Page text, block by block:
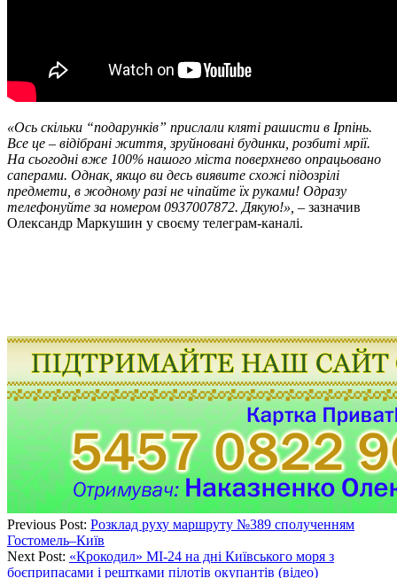
«Ось скільки “подарунків” прислали кляті рашисти в Ірпінь.
Все це – відібрані життя, зруйновані будинки, розбиті мрії.
На сьогодні вже 100% нашого міста поверхнево опрацьовано
саперами. Однак, якщо ви десь виявите схожі підозрілі
предмети, в жодному разі не чіпайте їх руками! Одразу
телефонуйте за номером 0937007872. Дякую!», – зазначив
Олександр Маркушин у своєму телеграм-каналі.
Previous Post: Розклад руху маршруту №389 сполученням
Гостомель–Київ
Next Post: «Крокодил» МІ-24 на дні Київського моря з
боєприпасами і рештками пілотів окупантів (відео)